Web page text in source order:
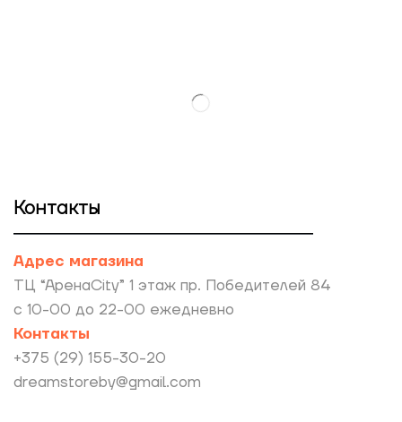
Контакты
Адрес магазина
ТЦ “АренаCity” 1 этаж пр. Победителей 84
с 10-00 до 22-00 ежедневно
Контакты
+375 (29) 155-30-20
dreamstoreby@gmail.com